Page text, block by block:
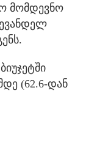
მომდევნო
(62.6-დან